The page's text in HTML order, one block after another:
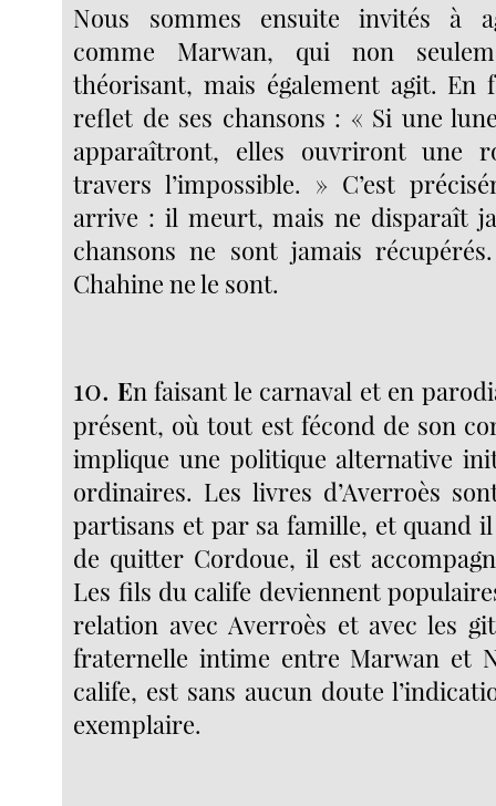
Nous sommes ensuite invités à
comme Marwan, qui non
théorisant, mais également agit. En
reflet de ses chansons : « Si une
apparaîtront, elles ouvriront une
travers l’impossible. » C’est
arrive : il meurt, mais ne disparaît
chansons ne sont jamais
Chahine ne le sont.
10. En faisant le carnaval et en
présent, où tout est fécond de son
implique une politique alternative
ordinaires. Les livres d’Averroès
partisans et par sa famille, et quand
de quitter Cordoue, il est
Les fils du calife deviennent
relation avec Averroès et avec les
fraternelle intime entre Marwan et
calife, est sans aucun doute
exemplaire.